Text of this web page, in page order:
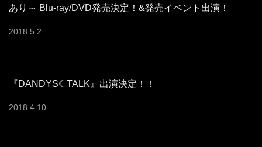
あり～ Blu-ray/DVD発売決定！&発売イベント出演！
2018 5 2
『DANDYS☾TALK』出演決定！！
2018 4 10